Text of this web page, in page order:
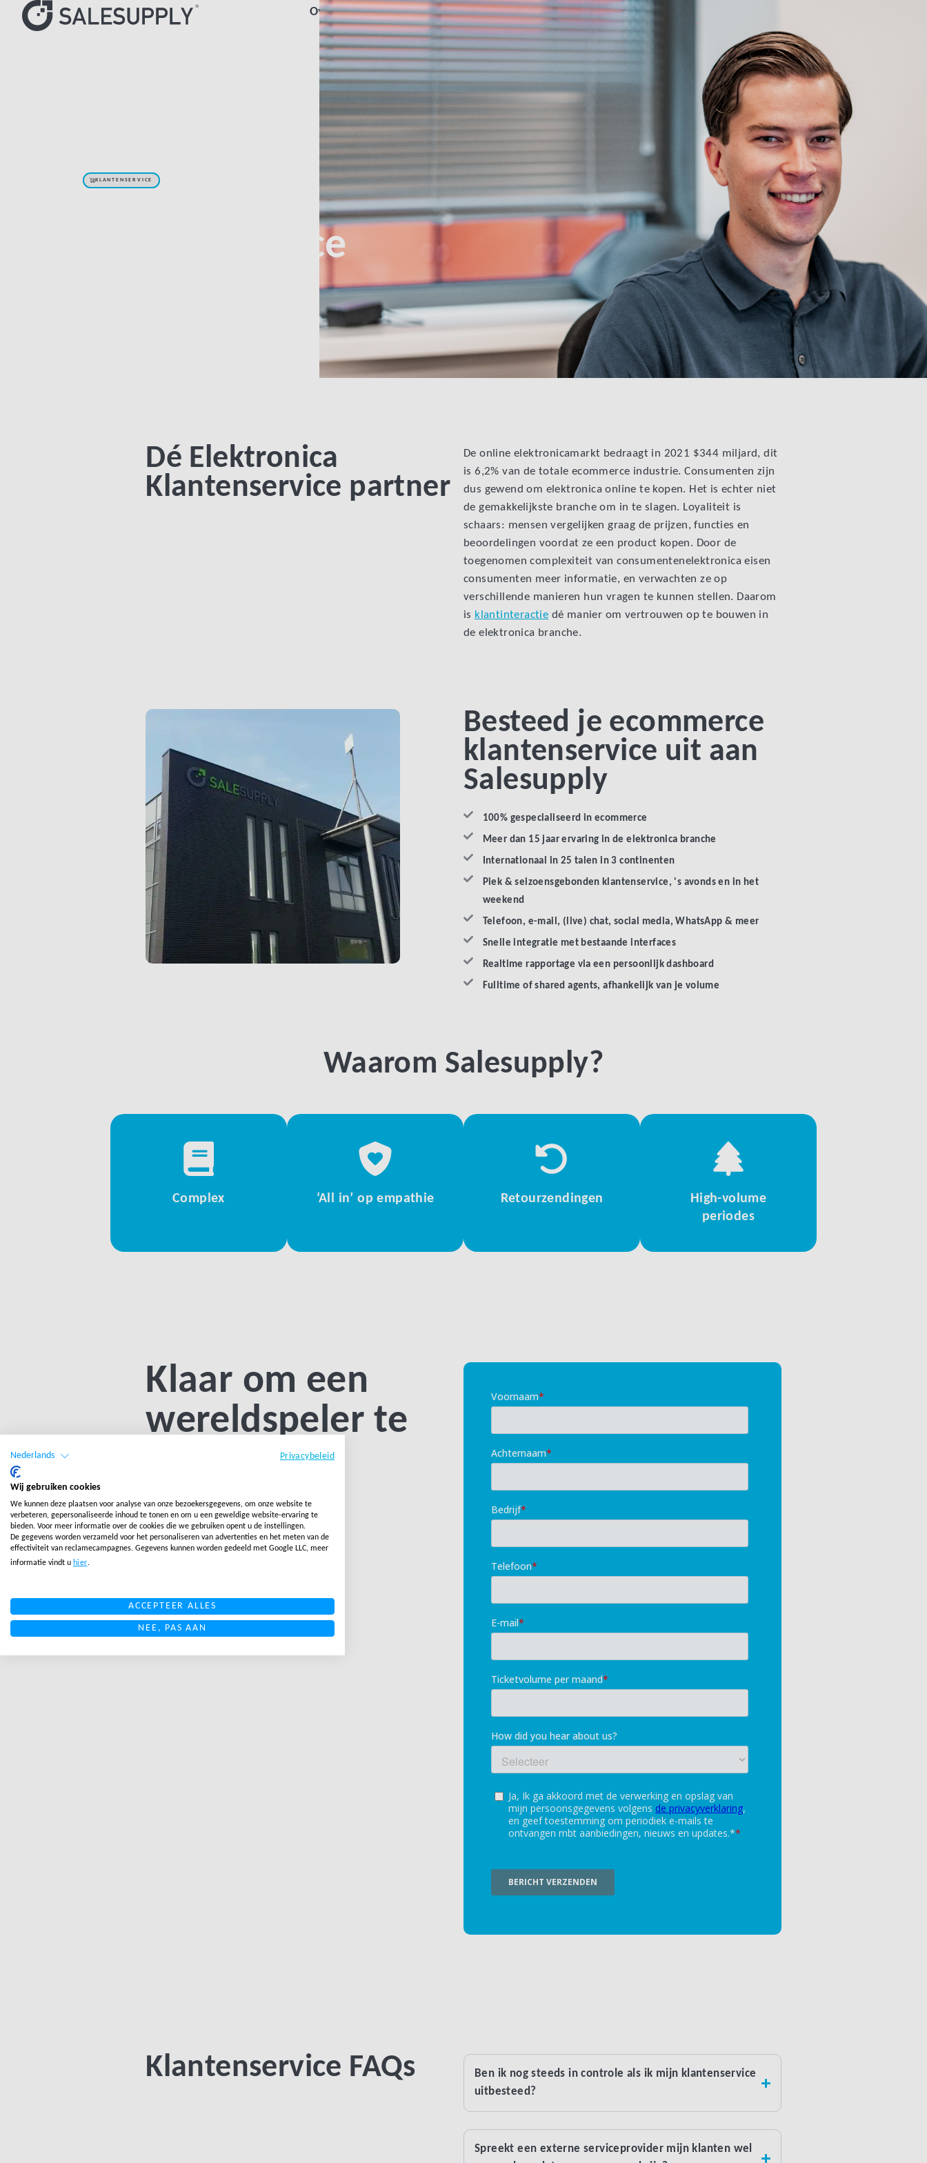
Over Salesupply Ecommerce solutions Resources
KLANTENSERVICE
Klantenservice
Dé Elektronica
Klantenservice partner
De online elektronicamarkt bedraagt in 2021 $344 miljard, dit
is 6,2% van de totale ecommerce industrie. Consumenten zijn
dus gewend om elektronica online te kopen. Het is echter niet
de gemakkelijkste branche om in te slagen. Loyaliteit is
schaars: mensen vergelijken graag de prijzen, functies en
beoordelingen voordat ze een product kopen. Door de
toegenomen complexiteit van consumentenelektronica eisen
consumenten meer informatie, en verwachten ze op
verschillende manieren hun vragen te kunnen stellen. Daarom
is klantinteractie dé manier om vertrouwen op te bouwen in
de elektronica branche.
Besteed je ecommerce
klantenservice uit aan
Salesupply
100% gespecialiseerd in ecommerce
Meer dan 15 jaar ervaring in de elektronica branche
Internationaal in 25 talen in 3 continenten
Piek & seizoensgebonden klantenservice, 's avonds en in het
weekend
Telefoon, e-mail, (live) chat, social media, WhatsApp & meer
Snelle integratie met bestaande interfaces
Realtime rapportage via een persoonlijk dashboard
Fulltime of shared agents, afhankelijk van je volume
Waarom Salesupply?
Complex ‘All in’ op empathie Retourzendingen
High-volume
periodes
Klaar om een
wereldspeler te
worden?
Klantenservice FAQs
Ben ik nog steeds in controle als ik mijn klantenservice
uitbesteed?
Spreekt een externe serviceprovider mijn klanten wel
Nederlands Privacybeleid
Wij gebruiken cookies
We kunnen deze plaatsen voor analyse van onze bezoekersgegevens, om onze website te
verbeteren, gepersonaliseerde inhoud te tonen en om u een geweldige website-ervaring te
bieden. Voor meer informatie over de cookies die we gebruiken opent u de instellingen.
De gegevens worden verzameld voor het personaliseren van advertenties en het meten van de
effectiviteit van reclamecampagnes. Gegevens kunnen worden gedeeld met Google LLC, meer
informatie vindt u hier.
ACCEPTEER ALLES
NEE, PAS AAN